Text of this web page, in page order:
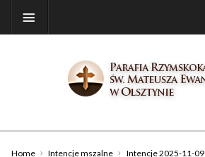
Home Intencje mszalne Intencje 2025-11-09